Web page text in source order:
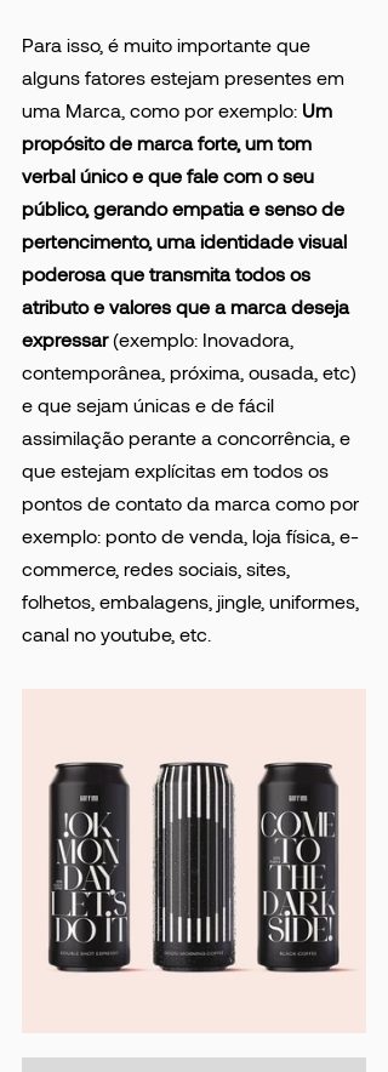
Para isso, é muito importante que
alguns fatores estejam presentes em
uma Marca, como por exemplo: Um
propósito de marca forte, um tom
verbal único e que fale com o seu
público, gerando empatia e senso de
pertencimento, uma identidade visual
poderosa que transmita todos os
atributo e valores que a marca deseja
expressar (exemplo: Inovadora,
contemporânea, próxima, ousada, etc)
e que sejam únicas e de fácil
assimilação perante a concorrência, e
que estejam explícitas em todos os
pontos de contato da marca como por
exemplo: ponto de venda, loja física, e-
commerce, redes sociais, sites,
folhetos, embalagens, jingle, uniformes,
canal no youtube, etc.